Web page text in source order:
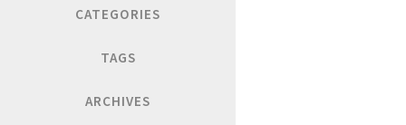
CATEGORIES
TAGS
ARCHIVES